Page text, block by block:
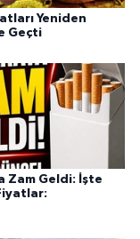
Yeniden
Geçti
Zam Geldi: İşte